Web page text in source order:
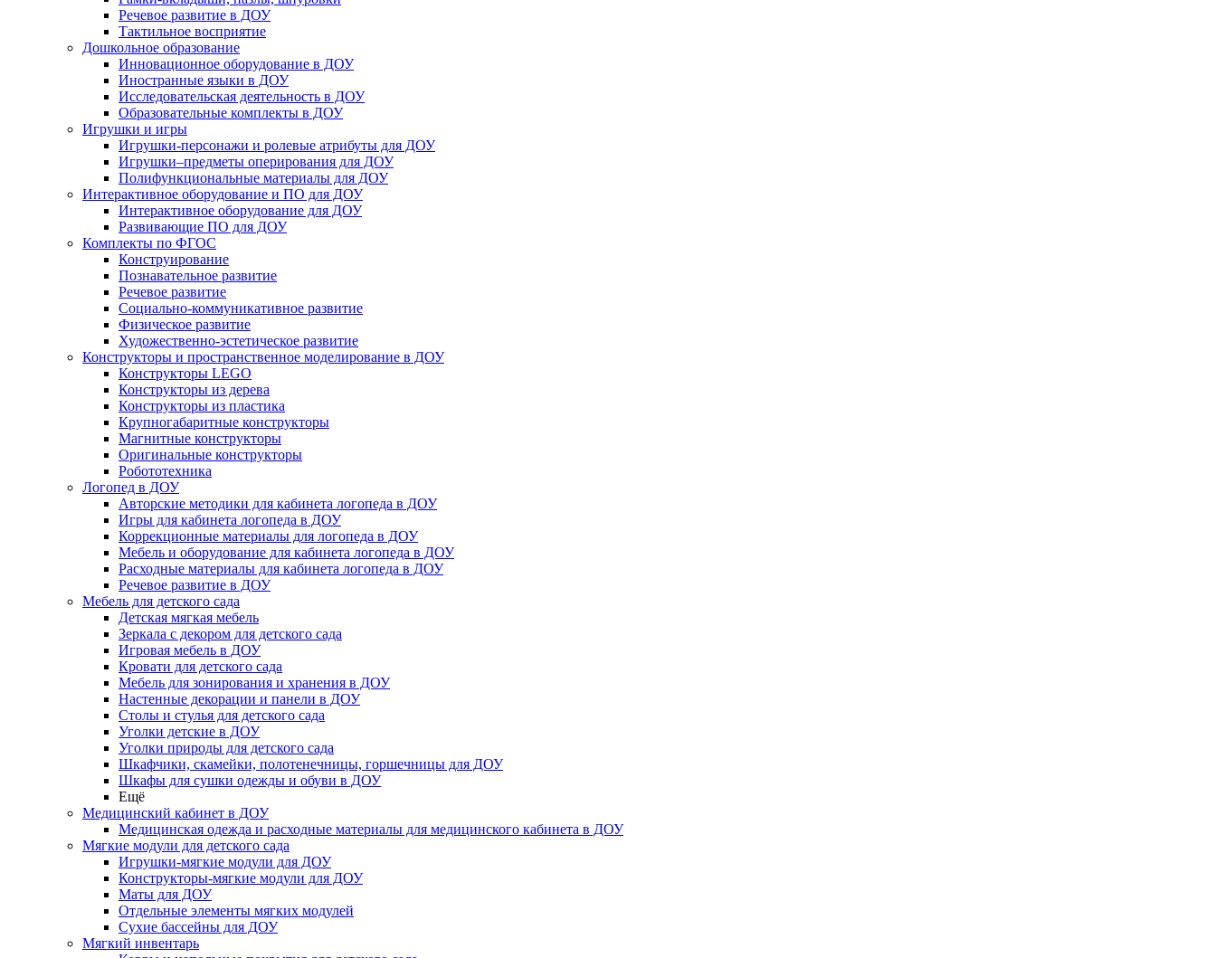
Речевое развитие в ДОУ
Тактильное восприятие
Дошкольное образование
Инновационное оборудование в ДОУ
Иностранные языки в ДОУ
Исследовательская деятельность в ДОУ
Образовательные комплекты в ДОУ
Игрушки и игры
Игрушки-персонажи и ролевые атрибуты для ДОУ
Игрушки–предметы оперирования для ДОУ
Полифункциональные материалы для ДОУ
Интерактивное оборудование и ПО для ДОУ
Интерактивное оборудование для ДОУ
Развивающие ПО для ДОУ
Комплекты по ФГОС
Конструирование
Познавательное развитие
Речевое развитие
Социально-коммуникативное развитие
Физическое развитие
Художественно-эстетическое развитие
Конструкторы и пространственное моделирование в ДОУ
Конструкторы LEGO
Конструкторы из дерева
Конструкторы из пластика
Крупногабаритные конструкторы
Магнитные конструкторы
Оригинальные конструкторы
Робототехника
Логопед в ДОУ
Авторские методики для кабинета логопеда в ДОУ
Игры для кабинета логопеда в ДОУ
Коррекционные материалы для логопеда в ДОУ
Мебель и оборудование для кабинета логопеда в ДОУ
Расходные материалы для кабинета логопеда в ДОУ
Речевое развитие в ДОУ
Мебель для детского сада
Детская мягкая мебель
Зеркала с декором для детского сада
Игровая мебель в ДОУ
Кровати для детского сада
Мебель для зонирования и хранения в ДОУ
Настенные декорации и панели в ДОУ
Столы и стулья для детского сада
Уголки детские в ДОУ
Уголки природы для детского сада
Шкафчики, скамейки, полотенечницы, горшечницы для ДОУ
Шкафы для сушки одежды и обуви в ДОУ
Ещё
Медицинский кабинет в ДОУ
Медицинская одежда и расходные материалы для медицинского кабинета в ДОУ
Мягкие модули для детского сада
Игрушки-мягкие модули для ДОУ
Конструкторы-мягкие модули для ДОУ
Маты для ДОУ
Отдельные элементы мягких модулей
Сухие бассейны для ДОУ
Мягкий инвентарь